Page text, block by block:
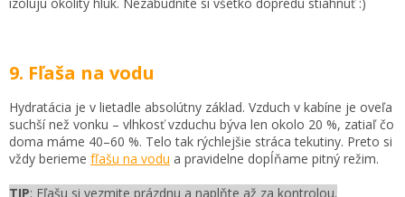
9. Fľaša na vodu
Hydratácia je v lietadle absolútny základ. Vzduch v kabíne je oveľa
suchší než vonku – vlhkosť vzduchu býva len okolo 20 %, zatiaľ čo
doma máme 40–60 %. Telo tak rýchlejšie stráca tekutiny. Preto si
vždy berieme fľašu na vodu a pravidelne dopĺňame pitný režim.
TIP: Fľašu si vezmite prázdnu a naplňte až za kontrolou.